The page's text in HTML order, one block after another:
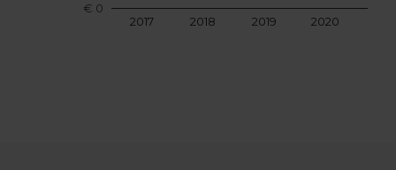
2017 2018 2019 2020
€ 0